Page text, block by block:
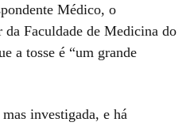
Médico, o
da Faculdade de Medicina do
a tosse é “um grande
investigada, e há